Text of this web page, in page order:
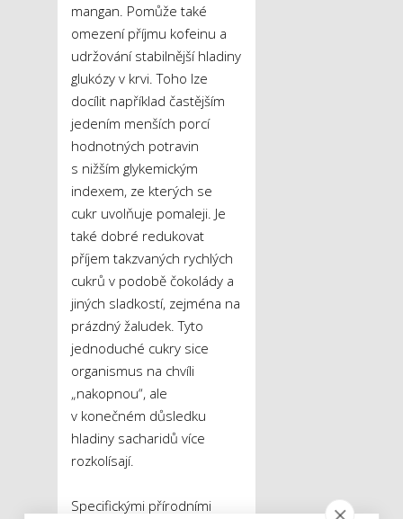
mangan. Pomůže také
omezení příjmu kofeinu a
udržování stabilnější hladiny
glukózy v krvi. Toho lze
docílit například častějším
jedením menších porcí
hodnotných potravin
s nižším glykemickým
indexem, ze kterých se
cukr uvolňuje pomaleji. Je
také dobré redukovat
příjem takzvaných rychlých
cukrů v podobě čokolády a
jiných sladkostí, zejména na
prázdný žaludek. Tyto
jednoduché cukry sice
organismus na chvíli
„nakopnou“, ale
v konečném důsledku
hladiny sacharidů více
rozkolísají.
Specifickými přírodními